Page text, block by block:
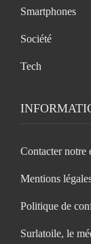
Smartphones
Société
Tech
Contacter notre
Mentions
Politique de
Surlatoile, le